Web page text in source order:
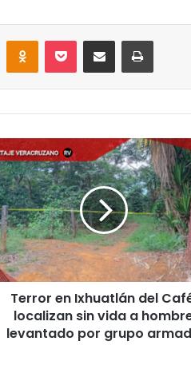
VKontakteOdnoklassniki
Pocket Compartir por correo electrónicoImprimir
Terror en Ixhuatlán del
localizan sin vida a
levantado por grupo